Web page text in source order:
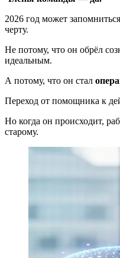
2026 год может
черту.
Не потому, что он обрёл
идеальным.
А потому, что он стал
Переход от помощника к
Но когда он происходит,
старому.